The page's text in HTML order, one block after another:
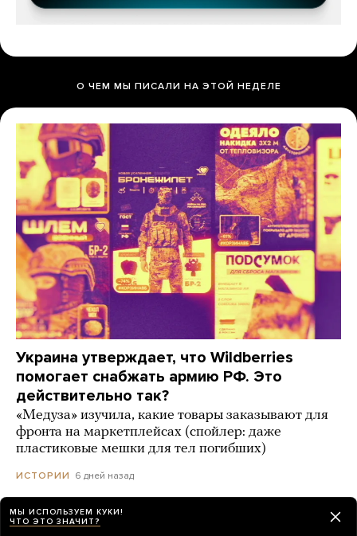
О ЧЕМ МЫ ПИСАЛИ НА ЭТОЙ НЕДЕЛЕ
Украина утверждает, что Wildberries
помогает снабжать армию РФ. Это
действительно так?
«Медуза» изучила, какие товары заказывают для
фронта на маркетплейсах (спойлер: даже
пластиковые мешки для тел погибших)
ИСТОРИИ 6 дней назад
МЫ ИСПОЛЬЗУЕМ КУКИ!
ЧТО ЭТО ЗНАЧИТ?